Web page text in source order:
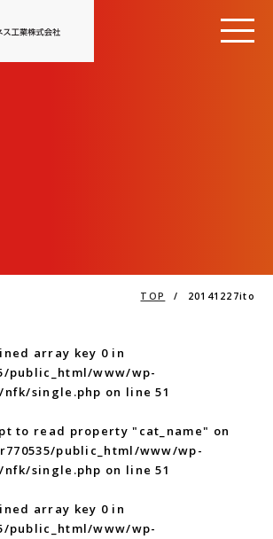
TOP / 20141227ito
array key 0 in
public_html/www/wp-
single.php on line51
to read property "cat_name" on
public_html/www/wp-
single.php on line51
array key 0 in
public_html/www/wp-